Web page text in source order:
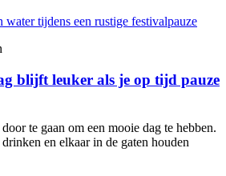
blijft leuker als je op tijd pauze
te gaan om een mooie dag te hebben.
en elkaar in de gaten houden